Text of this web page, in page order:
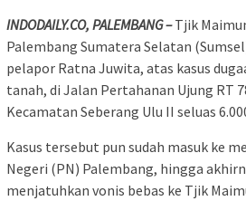
INDODAILY.CO, PALEMBANG – Tjik
Palembang Sumatera Selatan
pelapor Ratna Juwita, atas kasus
tanah, di Jalan Pertahanan Ujung RT
Kecamatan Seberang Ulu II seluas
Kasus tersebut pun sudah masuk ke
Negeri (PN) Palembang, hingga
menjatuhkan vonis bebas ke Tjik